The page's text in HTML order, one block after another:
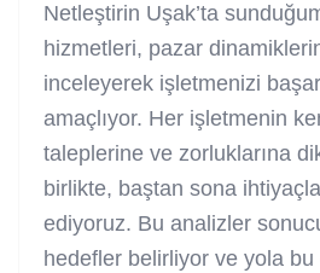
Netleştirin Uşak’ta
hizmetleri, pazar
inceleyerek işletmenizi
amaçlıyor. Her işletmenin
taleplerine ve zorluklarına
birlikte, baştan sona
ediyoruz. Bu analizler
hedefler belirliyor ve yola